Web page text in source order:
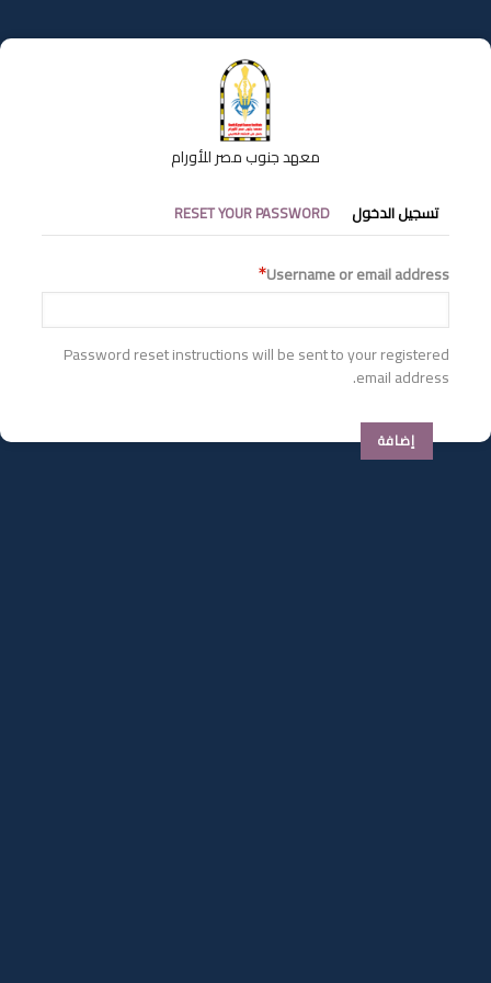
إلى
المحتوى
معهد جنوب مصر للأورام
التبويبات
الأساسية
تسجيل الدخول RESET YOUR PASSWORD
Username or email address
Password reset instructions will be sent to your registered
email address.